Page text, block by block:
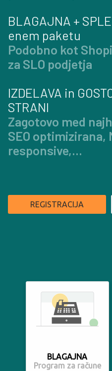
BLAGAJNA +
enem paketu
Podobno kot
za SLO podjetja
IZDELAVA in
STRANI
Zagotovo med
SEO optimizirana,
responsive,...
REGISTRACIJA
BLAGAJNA
Program za račune